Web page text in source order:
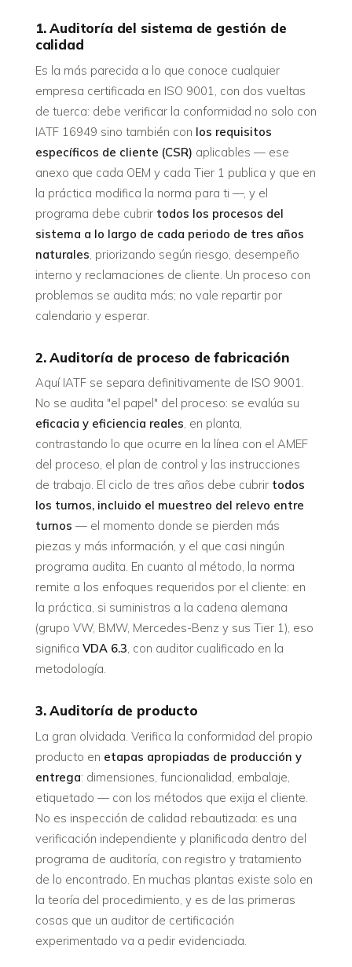
1. Auditoría del sistema de gestión de
calidad
Es la más parecida a lo que conoce cualquier
empresa certificada en ISO 9001, con dos vueltas
de tuerca: debe verificar la conformidad no solo con
IATF 16949 sino también con los requisitos
específicos de cliente (CSR) aplicables — ese
anexo que cada OEM y cada Tier 1 publica y que en
la práctica modifica la norma para ti —, y el
programa debe cubrir todos los procesos del
sistema a lo largo de cada periodo de tres años
naturales , priorizando según riesgo, desempeño
interno y reclamaciones de cliente. Un proceso con
problemas se audita más; no vale repartir por
calendario y esperar.
2. Auditoría de proceso de fabricación
Aquí IATF se separa definitivamente de ISO 9001.
No se audita "el papel" del proceso: se evalúa su
eficacia y eficiencia reales, en planta,
contrastando lo que ocurre en la línea con el AMEF
del proceso, el plan de control y las instrucciones
de trabajo. El ciclo de tres años debe cubrir todos
los turnos, incluido el muestreo del relevo entre
turnos — el momento donde se pierden más
piezas y más información, y el que casi ningún
programa audita. En cuanto al método, la norma
remite a los enfoques requeridos por el cliente: en
la práctica, si suministras a la cadena alemana
(grupo VW, BMW, Mercedes-Benz y sus Tier 1), eso
significa VDA 6.3, con auditor cualificado en la
metodología.
3. Auditoría de producto
La gran olvidada. Verifica la conformidad del propio
producto en etapas apropiadas de producción y
entrega: dimensiones, funcionalidad, embalaje,
etiquetado — con los métodos que exija el cliente.
No es inspección de calidad rebautizada: es una
verificación independiente y planificada dentro del
programa de auditoría, con registro y tratamiento
de lo encontrado. En muchas plantas existe solo en
la teoría del procedimiento, y es de las primeras
cosas que un auditor de certificación
experimentado va a pedir evidenciada.